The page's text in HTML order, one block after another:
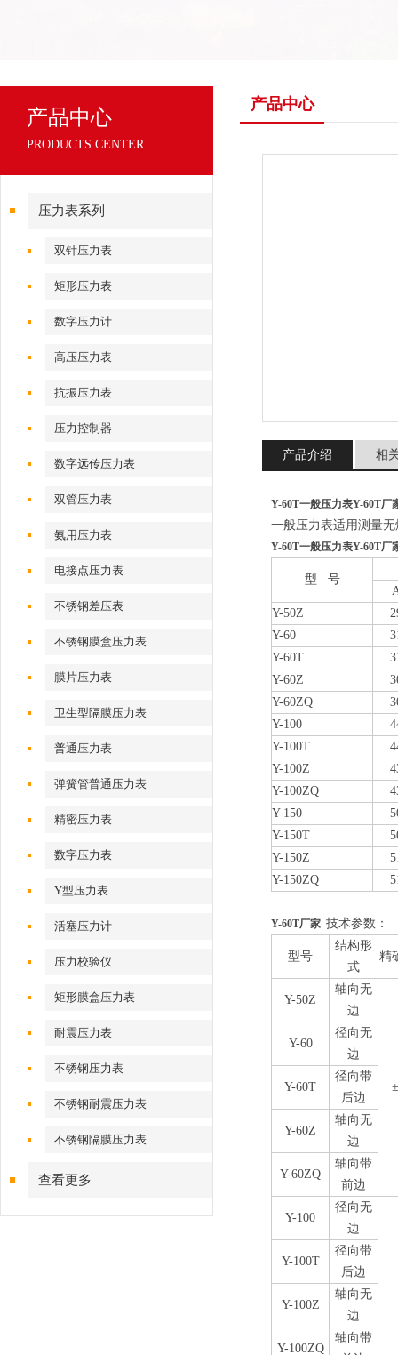
产品中心
PRODUCTS CENTER
压力表系列
双针压力表
矩形压力表
数字压力计
高压压力表
抗振压力表
压力控制器
数字远传压力表
双管压力表
氨用压力表
电接点压力表
不锈钢差压表
不锈钢膜盒压力表
膜片压力表
卫生型隔膜压力表
普通压力表
弹簧管普通压力表
精密压力表
数字压力表
Y型压力表
活塞压力计
压力校验仪
矩形膜盒压力表
耐震压力表
不锈钢压力表
不锈钢耐震压力表
不锈钢隔膜压力表
查看更多
产品中心
产品介绍 相
Y-60T一般压力表Y-60T厂
一般压力表适用测量
Y-60T一般压力表Y-60T厂
型 号
Y-50Z
Y-60
Y-60T
Y-60Z
Y-60ZQ
Y-100
Y-100T
Y-100Z
Y-100ZQ
Y-150
Y-150T
Y-150Z
Y-150ZQ
Y-60T厂家 技术参数：
型号
结构形
式
精
Y-50Z
轴向无
边
Y-60
径向无
边
Y-60T
径向带
后边
Y-60Z
轴向无
边
Y-60ZQ
轴向带
前边
Y-100
径向无
边
Y-100T
径向带
后边
Y-100Z
轴向无
边
Y-100ZQ
轴向带